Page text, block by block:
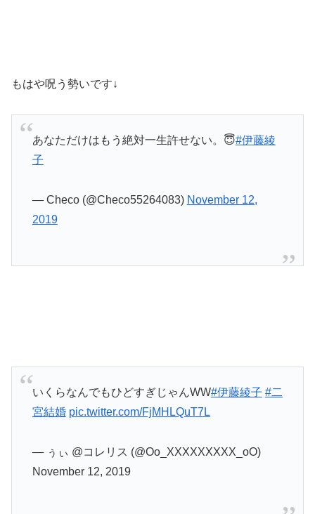
もはや呪う勢いです↓
あなただけはもう絶対一生許せない。😇#伊藤綾
子
— Checo (@Checo55264083) November 12,
2019
いくらなんでもひどすぎじゃんWW#伊藤綾子 #二
宮結婚 pic.twitter.com/FjMHLQuT7L
— ぅぃ @コレリス (@Oo_XXXXXXXXX_oO)
November 12, 2019